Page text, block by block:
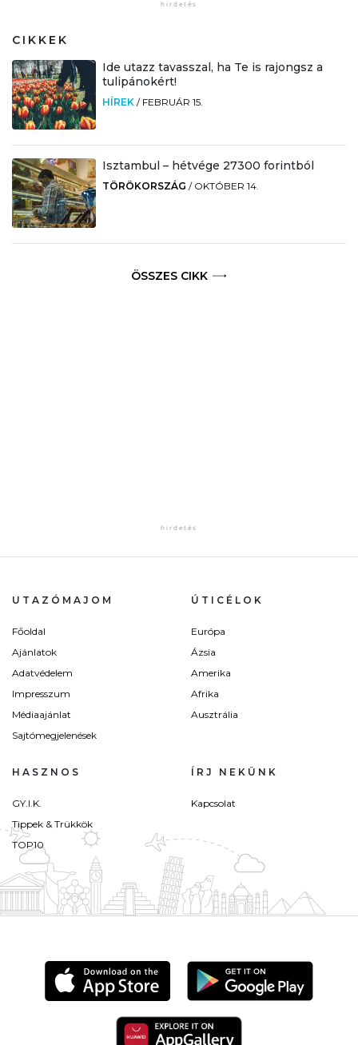
CIKKEK
Ide utazz tavasszal, ha Te is rajongsz a
tulipánokért!
HÍREK / FEBRUÁR 15.
Isztambul – hétvége 27300 forintból
TÖRÖKORSZÁG / OKTÓBER 14.
ÖSSZES CIKK
UTAZÓMAJOM
Főoldal
Ajánlatok
Adatvédelem
Impresszum
Médiaajánlat
Sajtómegjelenések
ÚTICÉLOK
Európa
Ázsia
Amerika
Afrika
Ausztrália
HASZNOS
GY.I.K.
Tippek & Trükkök
TOP10
ÍRJ NEKÜNK
Kapcsolat